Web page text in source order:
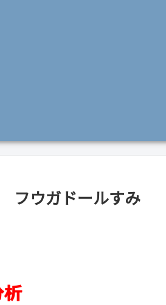
フウガドールすみ